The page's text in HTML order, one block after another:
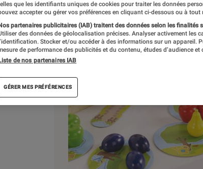
que les identifiants uniques de cookies pour traiter les données
accepter ou gérer vos préférences en cliquant ci-dessous ou à tout
partenaires publicitaires (IAB) traitent des données selon les finalités
des données de géolocalisation précises. Analyser activement les
l’identification. Stocker et/ou accéder à des informations sur un appareil.
de performance des publicités et du contenu, études d’audience et
de nos partenaires IAB
GÉRER MES PRÉFÉRENCES